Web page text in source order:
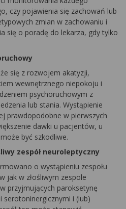
czy pojawienia się zachowań lub
zmian w zachowaniu i
się o poradę do lekarza, gdy tylko
się z rozwojem akatyzji,
wewnętrznego niepokoju i
psychoruchowym z
lub stania. Wystąpienie
prawdopodobne w pierwszych
dawki u pacjentów, u
być szkodliwe.
zespół neuroleptyczny
o wystąpieniu zespołu
jak w złośliwym zespole
przyjmujących paroksetynę
serotoninergicznymi i (lub)